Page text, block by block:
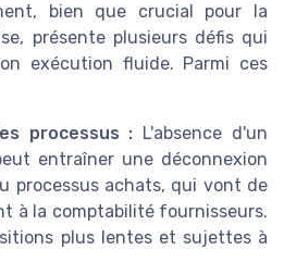
bien que crucial pour la
présente plusieurs défis qui
exécution fluide. Parmi ces
processus : L'absence d'un
entraîner une déconnexion
processus achats, qui vont de
à la comptabilité fournisseurs.
plus lentes et sujettes à